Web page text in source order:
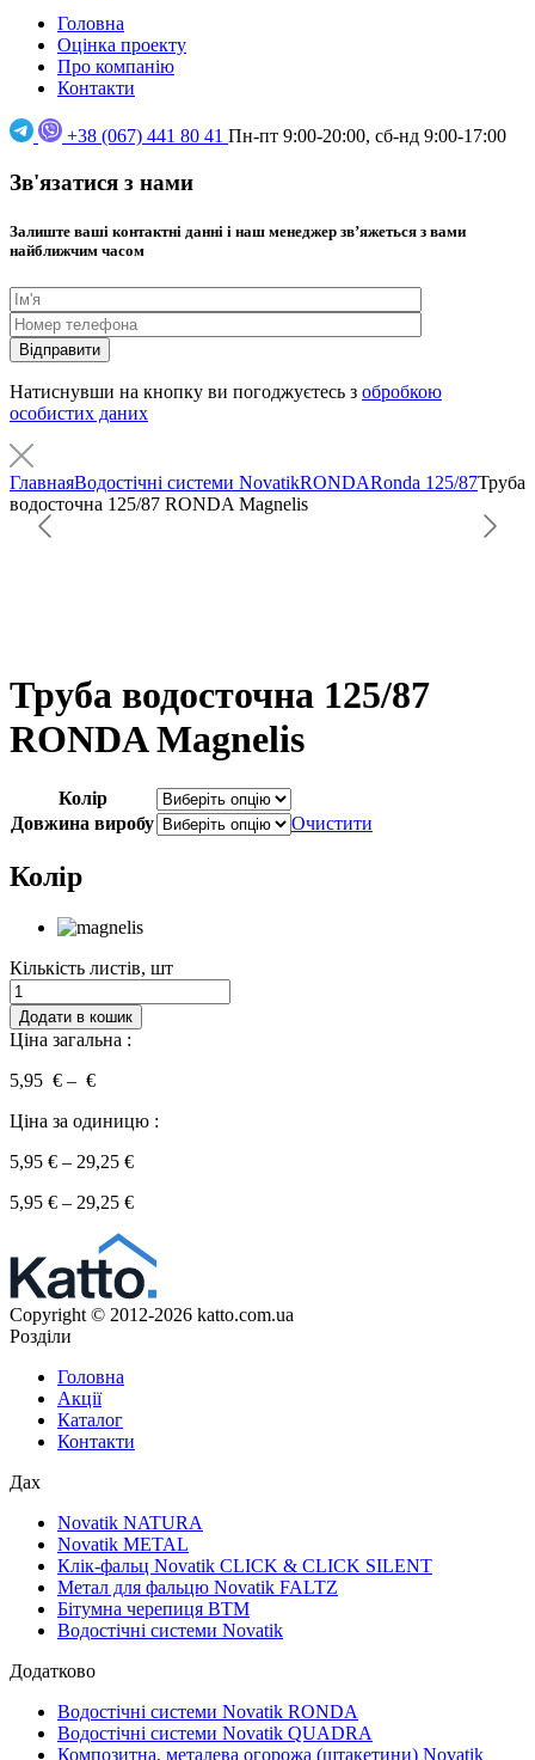
Головна
Оцінка проекту
Про компанію
Контакти
+38 (067) 441 80 41 Пн-пт 9:00-20:00, сб-нд 9:00-17:00
Зв'язатися з нами
Залиште ваші контактні данні і наш менеджер звʼяжеться з вами
найближчим часом
Натиснувши на кнопку ви погоджуєтесь з обробкою
особистих даних
ГлавнаяВодостічні системи NovatikRONDARonda 125/87Труба
водосточна 125/87 RONDA Magnelis
Труба водосточна 125/87
RONDA Magnelis
Колір
Довжина виробу
Очистити
Колір
Кількість листів, шт
Кількість
Додати в кошик
Ціна загальна :
5,95 € – €
Ціна за одиницю :
5,95 € – 29,25 €
5,95 € – 29,25 €
Copyright © 2012-2026 katto.com.ua
Розділи
Головна
Акції
Каталог
Контакти
Дах
Novatik NATURA
Novatik METAL
Клік-фальц Novatik CLICK & CLICK SILENT
Метал для фальцю Novatik FALTZ
Бітумна черепиця BTM
Водостічні системи Novatik
Додатково
Водостічні системи Novatik RONDA
Водостічні системи Novatik QUADRA
Композитна, металева огорожа (штакетини) Novatik